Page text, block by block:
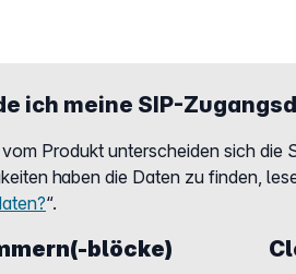
ich meine SIP-
Produkt unterscheiden sich die
haben die Daten zu finden,
“.
blöcke)